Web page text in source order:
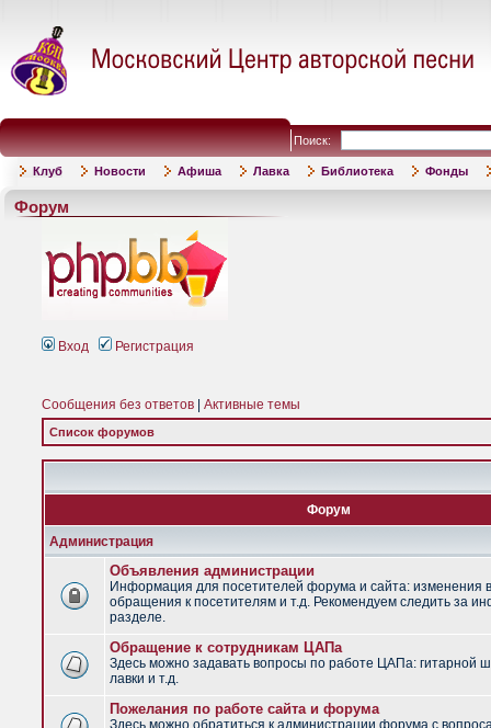
Поиск:
Клуб Новости Афиша Лавка Библиотека Фонды
Форум
Вход Регистрация
Сообщения без ответов Активные темы
Список форумов
Форум
Администрация
Объявления администрации
Информация для посетителей форума и сайта: изменения
обращения к посетителям и т.д. Рекомендуем следить за
разделе.
Обращение к сотрудникам ЦАПа
Здесь можно задавать вопросы по работе ЦАПа: гитарной
лавки и т.д.
Пожелания по работе сайта и форума
Здесь можно обратиться к администрации форума с